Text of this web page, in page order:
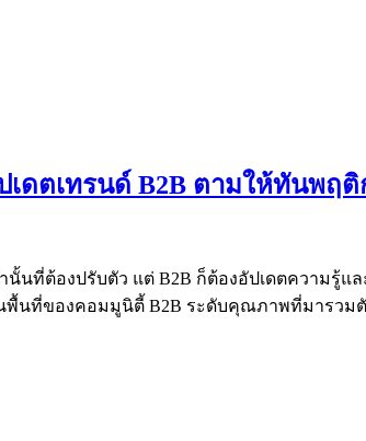
เดตเทรนด์ B2B ตามให้ทันพฤ
นที่ต้องปรับตัว แต่ B2B ก็ต้องอัปเดตความรู้แ
ป็นพื้นที่ของคอมมูนิตี้ B2B ระดับคุณภาพที่มาร